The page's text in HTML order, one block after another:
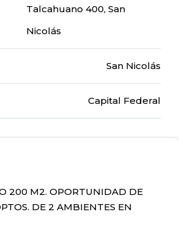
Talcahuano 400, San
Nicolás
San Nicolás
Capital Federal
200 M2. OPORTUNIDAD DE
DE 2 AMBIENTES EN